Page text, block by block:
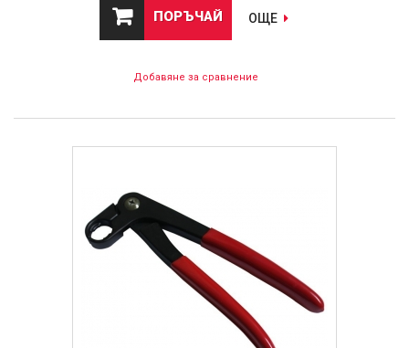
ПОРЪЧАЙ ОЩЕ
Добавяне за сравнение